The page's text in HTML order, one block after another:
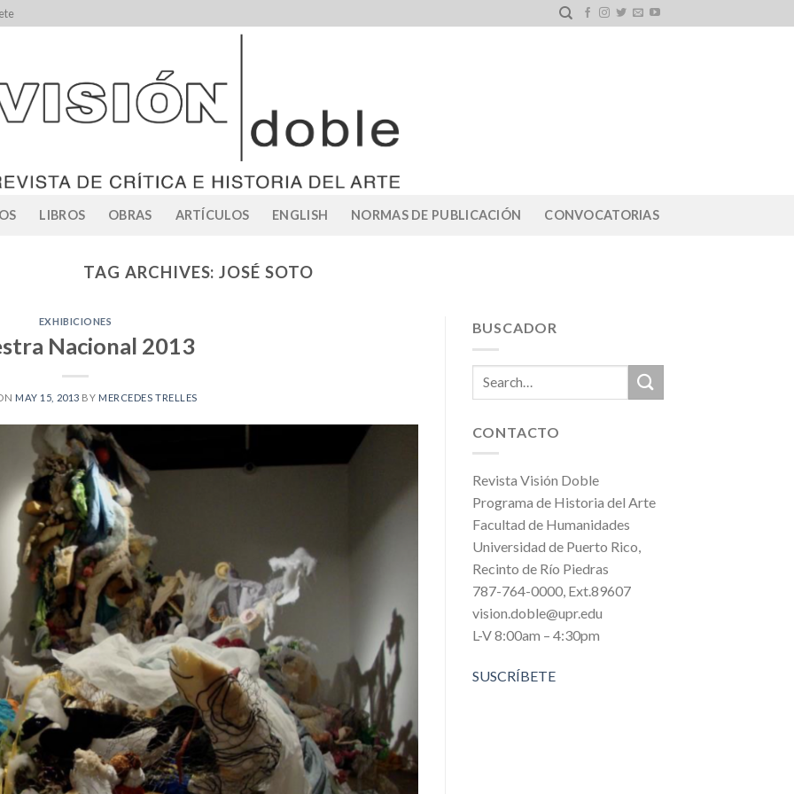
LIBROS OBRAS ARTÍCULOS ENGLISH NORMAS DE PUBLICACIÓN CONVOCATORIAS
TAG ARCHIVES:JOSÉ SOTO
EXHIBICIONES
Nacional 2013
MAY 15, 2013 BY MERCEDES TRELLES
BUSCADOR
CONTACTO
Revista Visión Doble
Programa de Historia del Arte
Facultad de Humanidades
Universidad de Puerto Rico,
Recinto de Río Piedras
787-764-0000, Ext.89607
vision.doble@upr.edu
L-V 8:00am – 4:30pm
SUSCRÍBETE